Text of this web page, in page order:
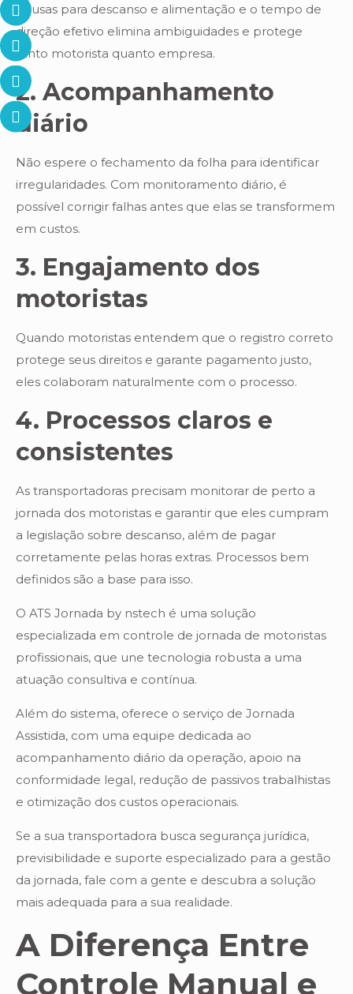
pausas para descanso e alimentação e o tempo de
direção efetivo elimina ambiguidades e protege
tanto motorista quanto empresa.
2. Acompanhamento
diário
Não espere o fechamento da folha para identificar
irregularidades. Com monitoramento diário, é
possível corrigir falhas antes que elas se transformem
em custos.
3. Engajamento dos
motoristas
Quando motoristas entendem que o registro correto
protege seus direitos e garante pagamento justo,
eles colaboram naturalmente com o processo.
4. Processos claros e
consistentes
As transportadoras precisam monitorar de perto a
jornada dos motoristas e garantir que eles cumpram
a legislação sobre descanso, além de pagar
corretamente pelas horas extras. Processos bem
definidos são a base para isso.
O ATS Jornada by nstech é uma solução
especializada em controle de jornada de motoristas
profissionais, que une tecnologia robusta a uma
atuação consultiva e contínua.
Além do sistema, oferece o serviço de Jornada
Assistida, com uma equipe dedicada ao
acompanhamento diário da operação, apoio na
conformidade legal, redução de passivos trabalhistas
e otimização dos custos operacionais.
Se a sua transportadora busca segurança jurídica,
previsibilidade e suporte especializado para a gestão
da jornada, fale com a gente e descubra a solução
mais adequada para a sua realidade.
A Diferença Entre
Controle Manual e